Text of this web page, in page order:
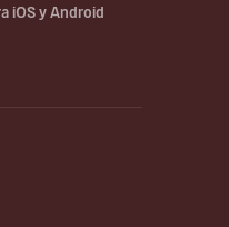
iOS y Android